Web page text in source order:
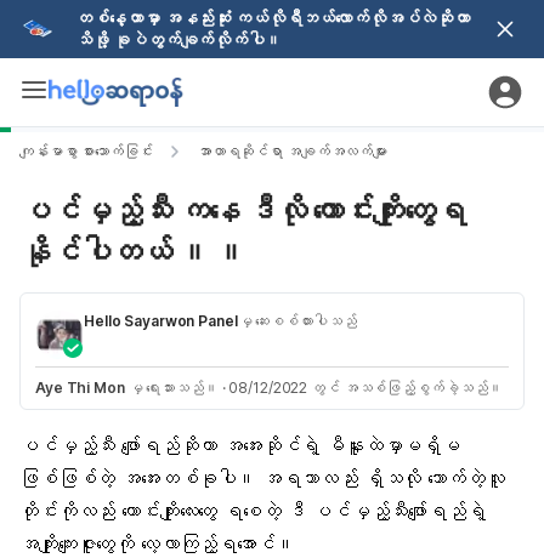
တစ်နေ့တာမှာ အနည်းဆုံး ကယ်လိုရီဘယ်လောက်လိုအပ်လဲဆိုတာ
သိဖို့ ခုပဲတွက်ချက်လိုက်ပါ။
ကျန်းမာစွာ စားသောက်ခြင်း အာဟာရဆိုင်ရာ အချက်အလက်များ
ပင်မှည့်သီး ကနေ ဒီလို ကောင်းကျိုးတွေရ
နိုင်ပါတယ် ။ ။
Hello Sayarwon Panelမှ ဆေးစစ်ထားပါသည်
Aye Thi Monမှ ရေးသားသည်။ · 08/12/2022 တွင် အသစ်ဖြည့်စွက်ခဲ့သည်။
ပင်မှည့်သီး ဖျော်ရည်ဆိုတာ အအေးဆိုင်ရဲ့ မီနူးထဲမှာမရှိမ
ဖြစ်ဖြစ်တဲ့ အအေးတစ်ခုပါ။ အရသာလည်း ရှိသလို သောက်တဲ့လူ
တိုင်းကိုလည်း ကောင်းကျိုးလေးတွေ ရစေတဲ့ ဒီ ပင်မှည့်သီးဖျော်ရည်ရဲ့
အကျိုးကျေးဇူးတွေကို လေ့လာကြည့်ရအောင်။